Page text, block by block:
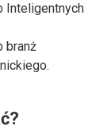
Inteligentnych
branż